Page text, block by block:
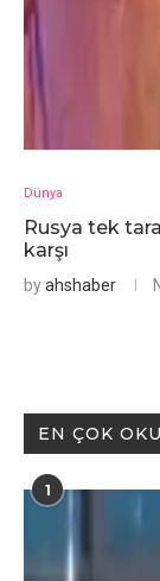
Dünya
Rusya tek
karşı
byahshaber
EN ÇOK
1